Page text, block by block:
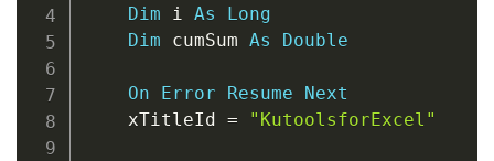
Dim i As
Long
Dim cumSum As Double
On Error Resume
Next
    xTitleId
= "KutoolsforExcel"